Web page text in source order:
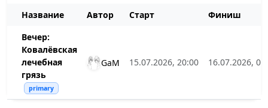
Название Автор Старт
Финиш
Вечер:
Ковалёвская
лечебная
грязь
primary
GaM 15.07.2026, 20:00 16.07.2026,